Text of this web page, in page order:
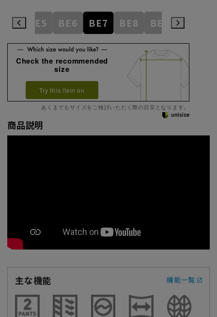
BE5 BE6 BE7 BE8 BE9 BE10
Check the recommended
size
Try this item on
あくまでもサイズをご検討いただく際の目安となります。
商品説明
主な機能 機能一覧